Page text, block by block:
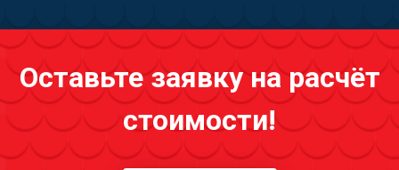
Оставьте заявку на расчёт
стоимости!